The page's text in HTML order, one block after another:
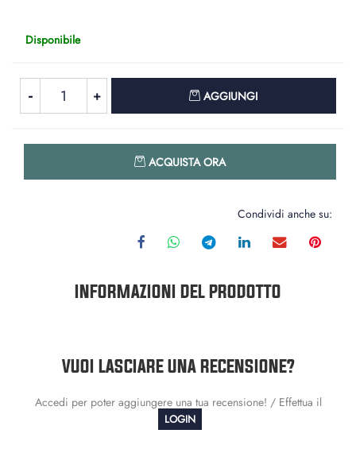
Disponibile
AGGIUNGI
ACQUISTA ORA
Condividi anche su:
INFORMAZIONI DEL PRODOTTO
VUOI LASCIARE UNA RECENSIONE?
Accedi per poter aggiungere una tua recensione! / Effettua il
LOGIN